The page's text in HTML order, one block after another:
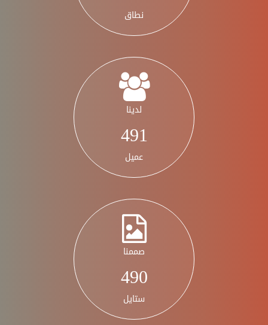
نطاق
لدينا
575
عميل
صممنا
575
ستايل